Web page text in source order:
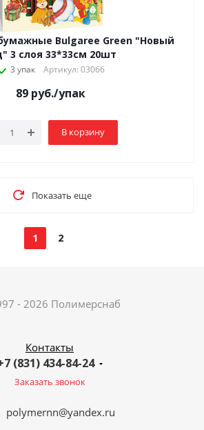
Bulgaree Green "Новый
3 слоя 33*33см 20шт
3 упак Артикул: 03066
89руб./упак
В корзину
Показать еще
1 2
- 2026 Полимерснаб
Контакты
(831) 434-84-24
Заказать звонок
polymernn@yandex.ru